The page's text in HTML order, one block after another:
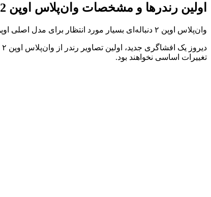
اولین رندرها و مشخصات وان‌پلاس اوپن 2 فاش شد
وان‌پلاس اوپن ۲ دنباله‌ای بسیار مورد انتظار برای مدل اصلی اوپن از سال ۲۰۲۳ است که یکی از بهترین گوشی‌های تاشو آن سال بود. به همین دلیل، اوپن ۲ انتظارات بالایی برای برآورده کردن دارد.
تغییرات اساسی نخواهند بود.